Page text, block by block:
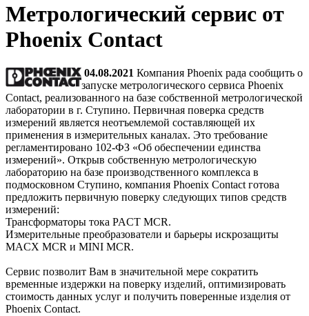
Метрологический сервис от
Phoenix Contact
04.08.2021 Компания Phoenix рада сообщить о
запуске метрологического сервиса Phoenix
Contact, реализованного на базе собственной метрологической
лаборатории в г. Ступино. Первичная поверка средств
измерений является неотъемлемой составляющей их
применения в измерительных каналах. Это требование
регламентировано 102-ФЗ «Об обеспечении единства
измерений». Открыв собственную метрологическую
лабораторию на базе производственного комплекса в
подмосковном Ступино, компания Phoenix Contact готова
предложить первичную поверку следующих типов средств
измерений:
Трансформаторы тока PACT MCR.
Измерительные преобразователи и барьеры искрозащиты
MACX MCR и MINI MCR.
Сервис позволит Вам в значительной мере сократить
временные издержки на поверку изделий, оптимизировать
стоимость данных услуг и получить поверенные изделия от
Phoenix Contact.